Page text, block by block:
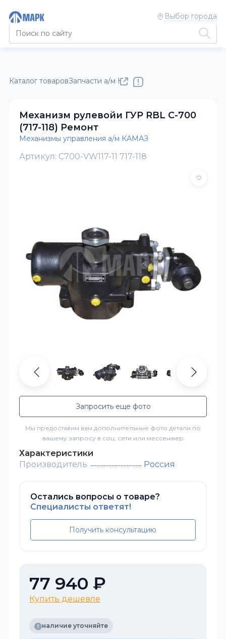
Выбор города
Каталог товаровЗапчасти а/м КАМАЗ
Механизм рулевойи ГУР RBL С-700
(717-118) Ремонт
Механизмы управления а/м КАМАЗ
Артикул: C700-VW117-11 717-118
Запросить еще фото
Мы предоставим вам дополнительные фото детали по
вашему запросу в соц. сети или мессенжер
Характеристики
Производитель
Россия
Остались вопросы о товаре?
Специалисты ответят!
Получить консультацию
77 940 ₽
Купить дешевле
наличие уточняйте